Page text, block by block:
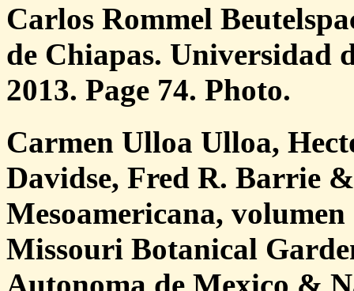
Carlos Rommel
de Chiapas. Universidad
2013. Page 74. Photo.
Carmen Ulloa Ulloa,
Davidse, Fred R. Barrie
Mesoamericana,
Missouri Botanical